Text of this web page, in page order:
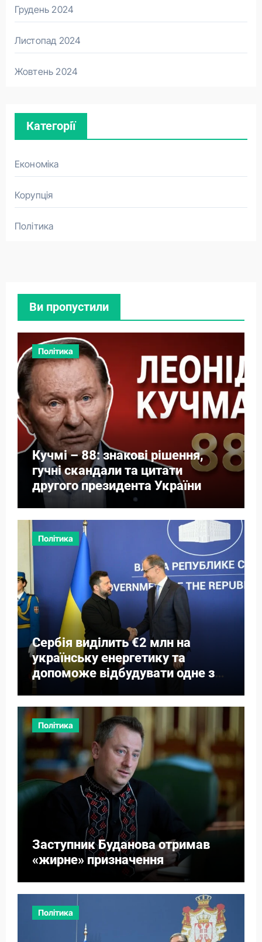
Грудень 2024
Листопад 2024
Жовтень 2024
Категорії
Економіка
Корупція
Політика
Ви пропустили
Політика
Кучмі – 88: знакові рішення,
гучні скандали та цитати
другого президента України
Політика
Сербія виділить €2 млн на
українську енергетику та
допоможе відбудувати одне з
міст
Політика
Заступник Буданова отримав
«жирне» призначення
Політика